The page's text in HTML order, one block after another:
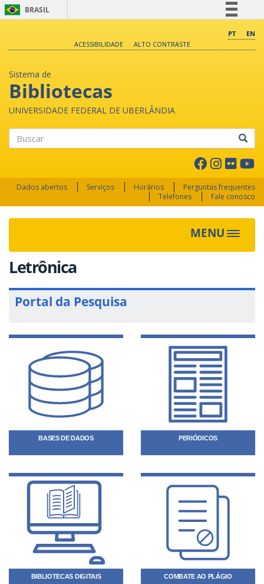
BRASIL
Comunica BR
PT
EN
ACESSIBILIDADE
ALTO CONTRASTE
Sistema de
Bibliotecas
UNIVERSIDADE FEDERAL DE UBERLÂNDIA
Dados abertos Serviços Horários
Perguntas frequentes
Telefones
Fale conosco
MENU Toggle
Letrônica
Portal da Pesquisa
BASES DE DADOS PERIÓDICOS
BIBLIOTECAS DIGITAIS COMBATE AO PLÁGIO